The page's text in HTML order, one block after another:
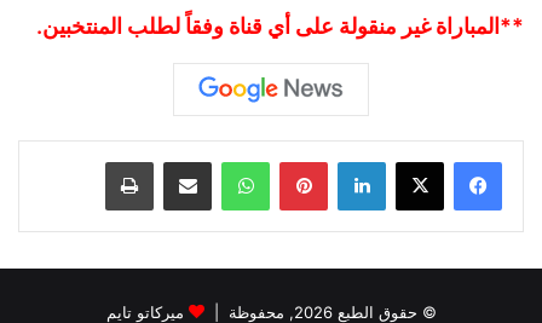
**المباراة غير منقولة على أي قناة وفقاً لطلب المنتخبين.
لينكدإن بينتيريست واتساب
© حقوق الطبع 2026, محفوظة | ميركاتو تايم